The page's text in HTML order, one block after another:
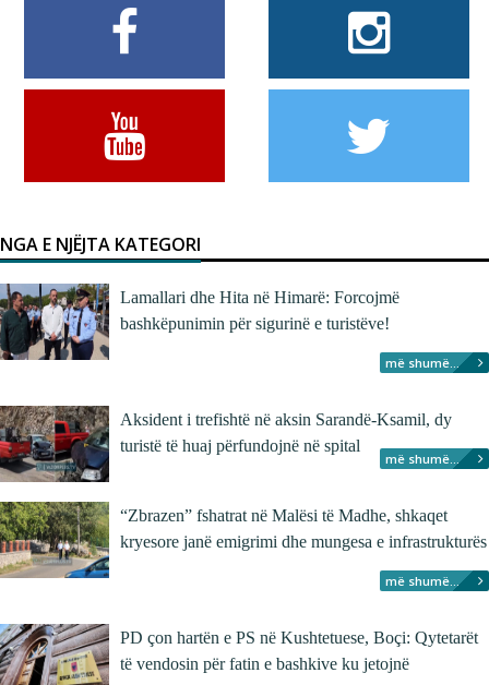
NGA E NJËJTA KATEGORI
Lamallari dhe Hita në Himarë: Forcojmë
bashkëpunimin për sigurinë e turistëve!
më shumë...
Aksident i trefishtë në aksin Sarandë-Ksamil, dy
turistë të huaj përfundojnë në spital
më shumë...
“Zbrazen” fshatrat në Malësi të Madhe, shkaqet
kryesore janë emigrimi dhe mungesa e infrastrukturës
më shumë...
PD çon hartën e PS në Kushtetuese, Boçi: Qytetarët
të vendosin për fatin e bashkive ku jetojnë